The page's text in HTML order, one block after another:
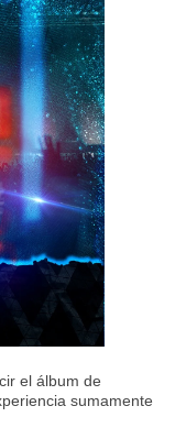
el álbum de
sumamente